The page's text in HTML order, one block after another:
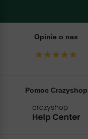
Opinie o nas
Pomoc Crazyshop